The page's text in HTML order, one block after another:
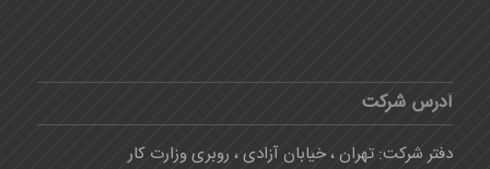
آدرس شرکت
دفتر شرکت: تهران ، خیابان آزادی ، روبری وزارت کار